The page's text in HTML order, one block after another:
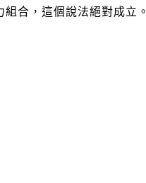
合，這個說法絕對成立。